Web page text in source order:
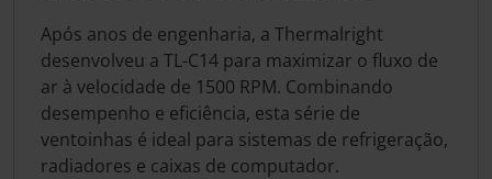
Após anos de engenharia, a Thermalright
desenvolveu a TL-C14 para maximizar o fluxo de
ar à velocidade de 1500 RPM. Combinando
desempenho e eficiência, esta série de
ventoinhas é ideal para sistemas de refrigeração,
radiadores e caixas de computador.